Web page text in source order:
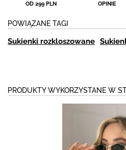
OD 299 PLN
OPINIE
POWIĄZANE TAGI
Sukienki rozkloszowane
PRODUKTY WYKORZYSTANE W